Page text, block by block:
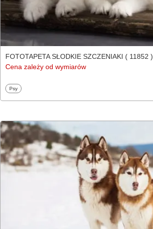
FOTOTAPETA SŁODKIE SZCZENIAKI ( 11852 )
Cena zależy od wymiarów
Fototapety
Psy